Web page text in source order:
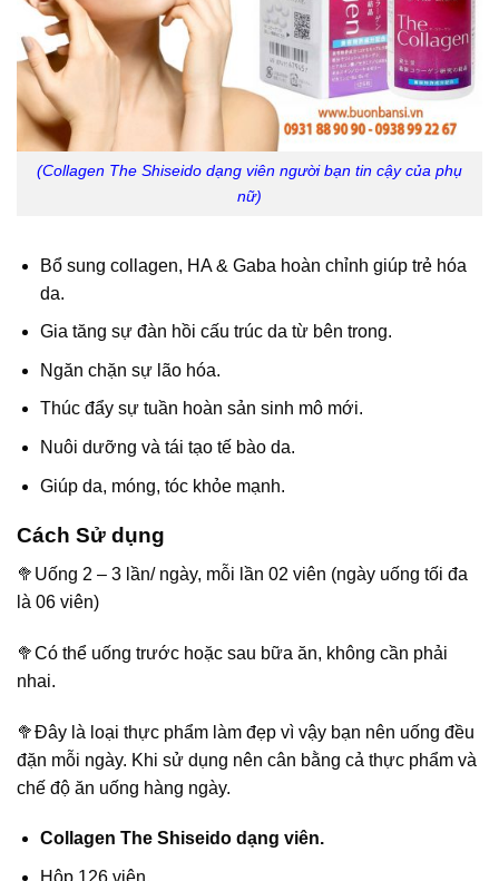
(Collagen The Shiseido dạng viên người bạn tin cậy của phụ
nữ)
Bổ sung collagen, HA & Gaba hoàn chỉnh giúp trẻ hóa
da.
Gia tăng sự đàn hồi cấu trúc da từ bên trong.
Ngăn chặn sự lão hóa.
Thúc đẩy sự tuần hoàn sản sinh mô mới.
Nuôi dưỡng và tái tạo tế bào da.
Giúp da, móng, tóc khỏe mạnh.
Cách Sử dụng
🥦Uống 2 – 3 lần/ ngày, mỗi lần 02 viên (ngày uống tối đa
là 06 viên)
🥦Có thể uống trước hoặc sau bữa ăn, không cần phải
nhai.
🥦Đây là loại thực phẩm làm đẹp vì vậy bạn nên uống đều
đặn mỗi ngày. Khi sử dụng nên cân bằng cả thực phẩm và
chế độ ăn uống hàng ngày.
Collagen The Shiseido dạng viên.
Hộp 126 viên.